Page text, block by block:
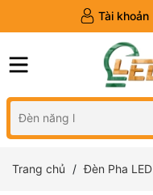
Tài khoản
Trang chủ Đèn Pha LED